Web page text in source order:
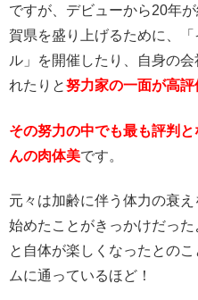
ですが、デビューから20年
賀県を盛り上げるために、
ル」を開催したり、自身の
れたりと努力家の一面が高評
その努力の中でも最も評判
んの肉体美です。
元々は加齢に伴う体力の衰
始めたことがきっかけだっ
と自体が楽しくなったとの
ムに通っているほど！